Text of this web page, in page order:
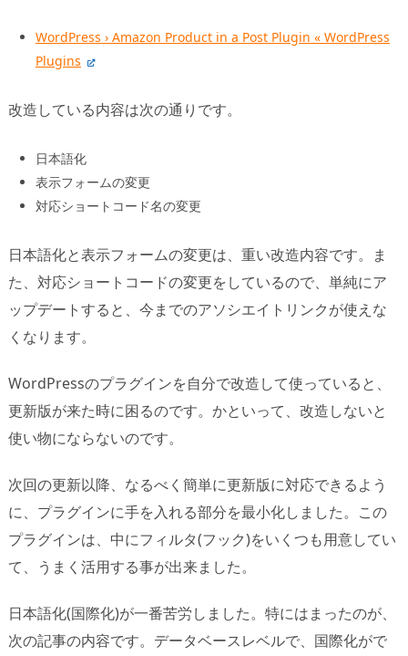
WordPress › Amazon Product in a Post Plugin « WordPress
Plugins
改造している内容は次の通りです。
日本語化
表示フォームの変更
対応ショートコード名の変更
日本語化と表示フォームの変更は、重い改造内容です。ま
た、対応ショートコードの変更をしているので、単純にア
ップデートすると、今までのアソシエイトリンクが使えな
くなります。
WordPressのプラグインを自分で改造して使っていると、
更新版が来た時に困るのです。かといって、改造しないと
使い物にならないのです。
次回の更新以降、なるべく簡単に更新版に対応できるよう
に、プラグインに手を入れる部分を最小化しました。この
プラグインは、中にフィルタ(フック)をいくつも用意してい
て、うまく活用する事が出来ました。
日本語化(国際化)が一番苦労しました。特にはまったのが、
次の記事の内容です。データベースレベルで、国際化がで